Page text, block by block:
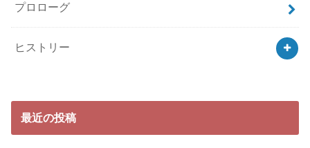
プロローグ
ヒストリー
最近の投稿